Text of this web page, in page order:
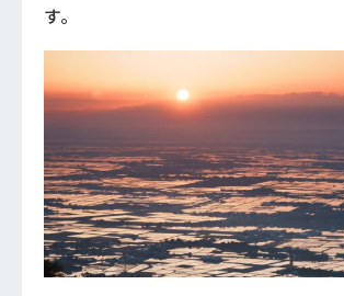
す。